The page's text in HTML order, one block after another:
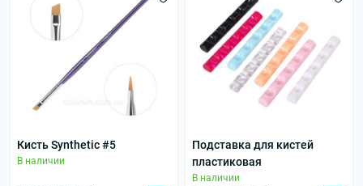
Кисть Synthetic #5
В наличии
Подставка для кистей
пластиковая
В наличии